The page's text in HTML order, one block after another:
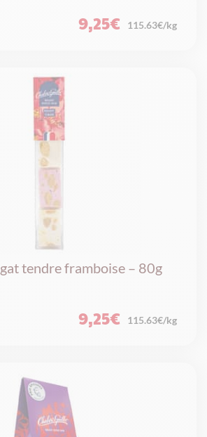
9,25€ 115.63€/kg
tendre framboise – 80g
9,25€ 115.63€/kg